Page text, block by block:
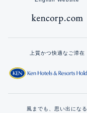
上質かつ快適なご滞在
風までも、思い出になる